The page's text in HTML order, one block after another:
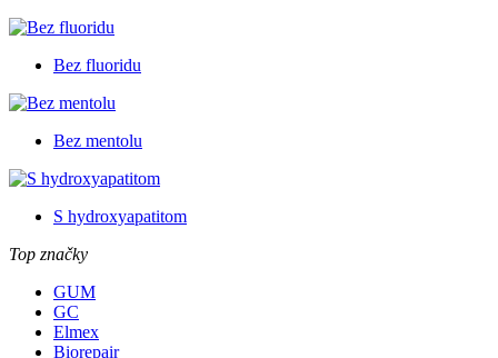
Bez fluoridu
Bez mentolu
S hydroxyapatitom
Top značky
GUM
GC
Elmex
Biorepair